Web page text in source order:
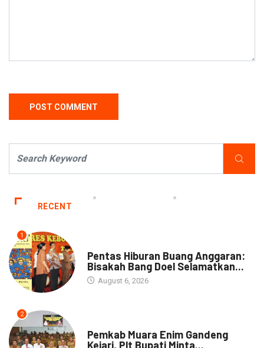
RECENT
1
Pentas Hiburan Buang Anggaran:
Bisakah Bang Doel Selamatkan...
August 6, 2026
2
Pemkab Muara Enim Gandeng
Kejari, Plt Bupati Minta...